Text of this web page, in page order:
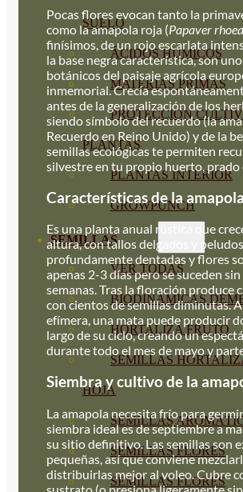
SUELO
ÁCIDOS HÚMICOS
MATERIAS PRIMAS
PROTECCIÓN
PLANTAS
PLANTAS INTERIOR
GROWPUNCH
SEMILLAS
VER TODAS
BIODINÁMICAS
HORTALIZA FRUTO
SEMILLAS
HOJA
SEMILLAS
SEMILLAS FLORES
SEMILLAS FLORES
Pocas flores evocan tanto la
como la amapola roja (Papaver
finísimos, de un rojo escarlata
la base negra característica, son
botánicos del paisaje agrícola
inmemorial. Crecía
antes de la generalización de los
siendo símbolo del recuerdo (la
Recuerdo en Reino Unido) y de la
semillas ecológicas te permiten
silvestre en tu propio huerto, prado
Características de la
Es una planta anual rústica que
altura, con tallos delgados y
profundamente dentadas y flores
apenas 2-3 días pero se suceden
semanas. Tras la floración produce
con cientos de semillas diminutas.
efímera, una mata puede producir
largo de su ciclo, creando un
durante todo el mes de mayo y
Siembra y cultivo de la
La amapola necesita frío para
siembra ideal es de septiembre a
su sitio definitivo. Las semillas son
pequeñas, así que conviene
distribuirlas mejor al voleo. Cubre